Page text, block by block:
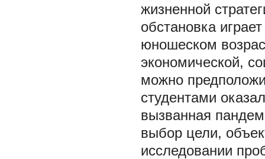
жизненной
обстановка
юношеском
экономической,
можно
студентами
вызванная
выбор цели,
исследовании